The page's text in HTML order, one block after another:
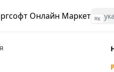
Онлайн Маркет ⌘K